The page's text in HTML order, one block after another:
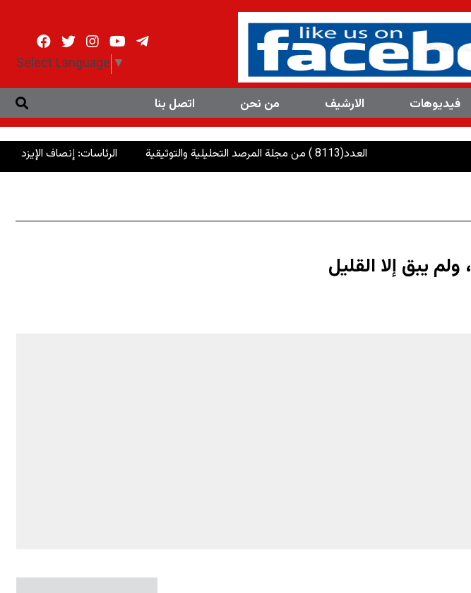
Select Language ▼
فیدیوهات الارشیف من نحن اتصل بنا
الرئاسات: إنصاف الإيزديين وإعادة
يبق إلا القليل